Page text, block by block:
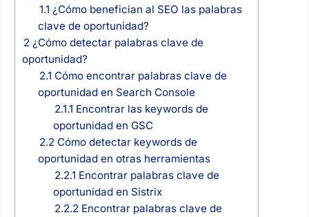
1.1 ¿Cómo benefician al SEO las palabras
clave de oportunidad?
2¿Cómo detectar palabras clave de
oportunidad?
2.1 Cómo encontrar palabras clave de
oportunidad en Search Console
2.1.1 Encontrar las keywords de
oportunidad en GSC
2.2Cómo detectar keywords de
oportunidad en otras herramientas
2.2.1 Encontrar palabras clave de
oportunidad en Sistrix
2.2.2 Encontrar palabras clave de